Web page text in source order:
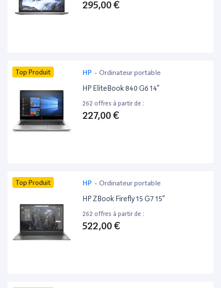
295,00 €
Top Produit HP - Ordinateur portable
HP EliteBook 840 G6 14”
262 offres à partir de :
227,00 €
Top Produit HP - Ordinateur portable
HP ZBook Firefly 15 G7 15”
262 offres à partir de :
522,00 €